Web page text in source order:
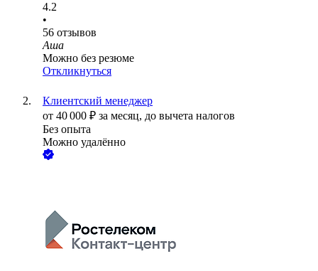
4.2
•
56 отзывов
Аша
Можно без резюме
Откликнуться
Клиентский менеджер
от 40 000 ₽ за месяц, до вычета налогов
Без опыта
Можно удалённо